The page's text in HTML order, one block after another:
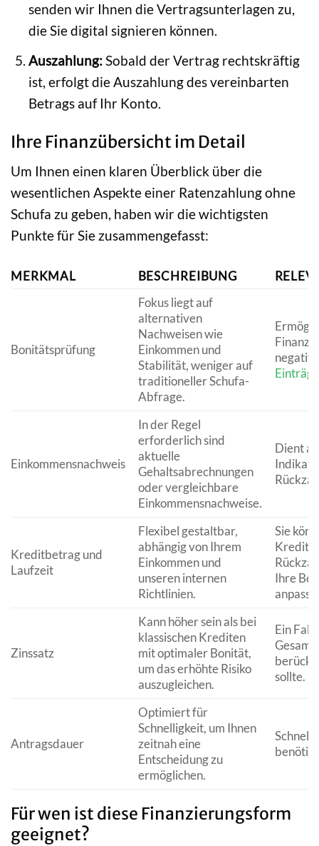
senden wir Ihnen die Vertragsunterlagen zu,
die Sie digital signieren können.
Auszahlung:Sobald der Vertrag rechtskräftig
ist, erfolgt die Auszahlung des vereinbarten
Betrags auf Ihr Konto.
Ihre Finanzübersicht im Detail
Um Ihnen einen klaren Überblick über die
wesentlichen Aspekte einer Ratenzahlung ohne
Schufa zu geben, haben wir die wichtigsten
Punkte für Sie zusammengefasst:
MERKMAL BESCHREIBUNG
Bonitätsprüfung
Fokus liegt auf
alternativen
Nachweisen wie
Einkommen und
Stabilität, weniger auf
traditioneller Schufa-
Abfrage.
Einkommensnachweis
In der Regel
erforderlich sind
aktuelle
Gehaltsabrechnungen
oder vergleichbare
Einkommensnachweise.
Dient
Kreditbetrag und
Laufzeit
Flexibel gestaltbar,
abhängig von Ihrem
Einkommen und
unseren internen
Richtlinien.
Sie
Ihre
Zinssatz
Kann höher sein als bei
klassischen Krediten
mit optimaler Bonität,
um das erhöhte Risiko
auszugleichen.
Ein
sollte.
Antragsdauer
Optimiert für
Schnelligkeit, um Ihnen
zeitnah eine
Entscheidung zu
ermöglichen.
Für wen ist diese Finanzierungsform
geeignet?